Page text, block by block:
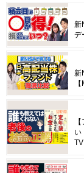
新
デ
新
い
TV